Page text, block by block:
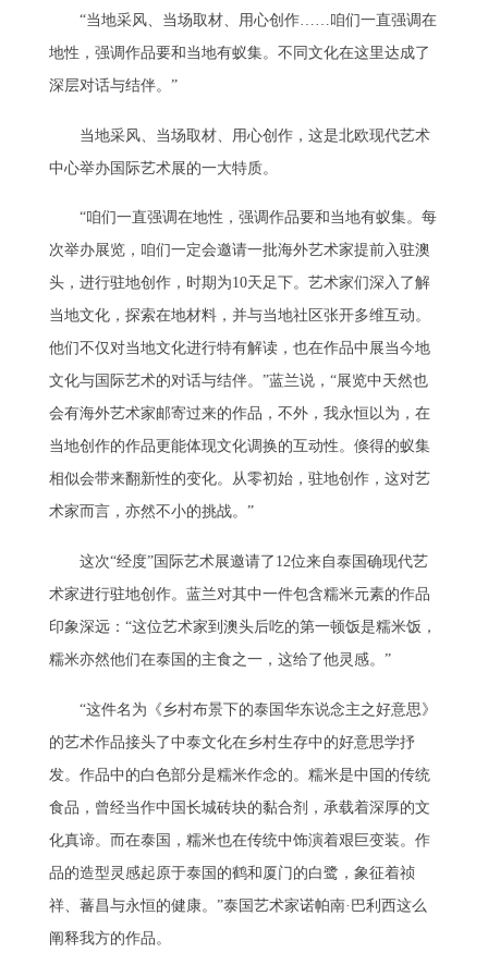
“当地采风、当场取材、用心创作……咱们一直强调在
地性，强调作品要和当地有蚁集。不同文化在这里达成了
深层对话与结伴。”
当地采风、当场取材、用心创作，这是北欧现代艺术
中心举办国际艺术展的一大特质。
“咱们一直强调在地性，强调作品要和当地有蚁集。每
次举办展览，咱们一定会邀请一批海外艺术家提前入驻澳
头，进行驻地创作，时期为10天足下。艺术家们深入了解
当地文化，探索在地材料，并与当地社区张开多维互动。
他们不仅对当地文化进行特有解读，也在作品中展当今地
文化与国际艺术的对话与结伴。”蓝兰说，“展览中天然也
会有海外艺术家邮寄过来的作品，不外，我永恒以为，在
当地创作的作品更能体现文化调换的互动性。倏得的蚁集
相似会带来翻新性的变化。从零初始，驻地创作，这对艺
术家而言，亦然不小的挑战。”
这次“经度”国际艺术展邀请了12位来自泰国确现代艺
术家进行驻地创作。蓝兰对其中一件包含糯米元素的作品
印象深远：“这位艺术家到澳头后吃的第一顿饭是糯米饭，
糯米亦然他们在泰国的主食之一，这给了他灵感。”
“这件名为《乡村布景下的泰国华东说念主之好意思》
的艺术作品接头了中泰文化在乡村生存中的好意思学抒
发。作品中的白色部分是糯米作念的。糯米是中国的传统
食品，曾经当作中国长城砖块的黏合剂，承载着深厚的文
化真谛。而在泰国，糯米也在传统中饰演着艰巨变装。作
品的造型灵感起原于泰国的鹤和厦门的白鹭，象征着祯
祥、蕃昌与永恒的健康。”泰国艺术家诺帕南·巴利西这么
阐释我方的作品。